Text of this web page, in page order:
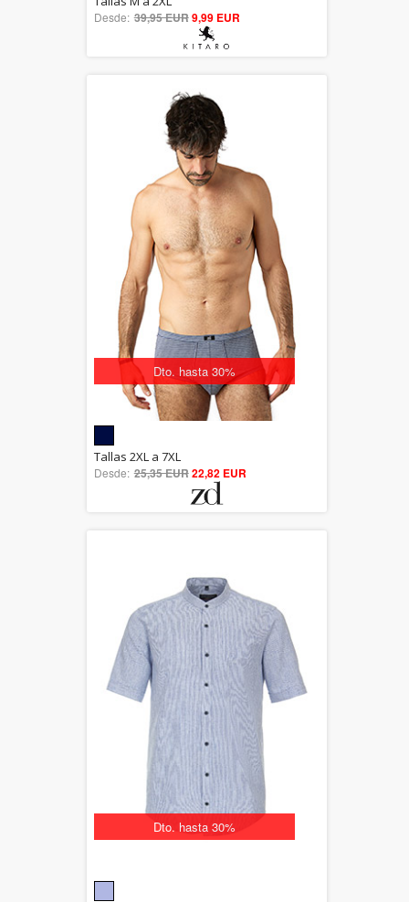
out of 5
Desde: 39,95 EUR9,99 EUR
Dto. hasta 30%
5.00
out of 5
Tallas 2XL a 7XL
Desde: 25,35 EUR22,82 EUR
Dto. hasta 30%